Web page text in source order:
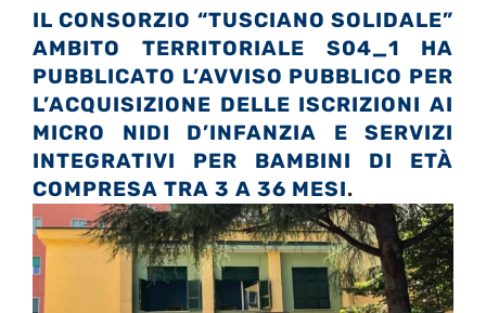
IL CONSORZIO “TUSCIANO SOLIDALE”
AMBITO TERRITORIALE S04_1 HA
PUBBLICATO L’AVVISO PUBBLICO PER
L’ACQUISIZIONE DELLE ISCRIZIONI AI
MICRO NIDI D’INFANZIA E SERVIZI
INTEGRATIVI PER BAMBINI DI ETÀ
COMPRESA TRA 3 A 36 MESI.